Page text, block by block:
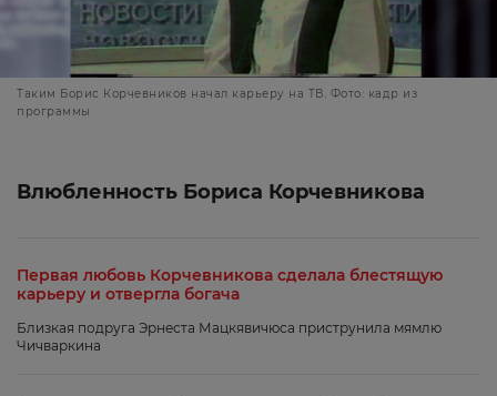
Таким Борис Корчевников начал карьеру на ТВ. Фото: кадр из
программы
Влюбленность Бориса Корчевникова
Первая любовь Корчевникова сделала блестящую
карьеру и отвергла богача
Близкая подруга Эрнеста Мацкявичюса приструнила мямлю
Чичваркина